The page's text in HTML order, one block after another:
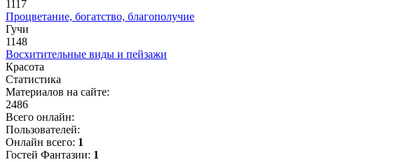
1117
Процветание, богатство, благополучие
Гучи
1148
Восхитительные виды и пейзажи
Красота
Статистика
Материалов на сайте:
2486
Всего онлайн:
Пользователей:
Онлайн всего: 1
Гостей Фантазии: 1